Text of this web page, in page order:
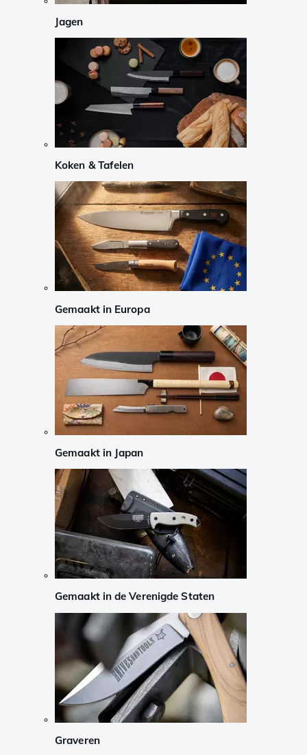
Jagen
Koken & Tafelen
Gemaakt in Europa
Gemaakt in Japan
Gemaakt in de Verenigde Staten
Graveren